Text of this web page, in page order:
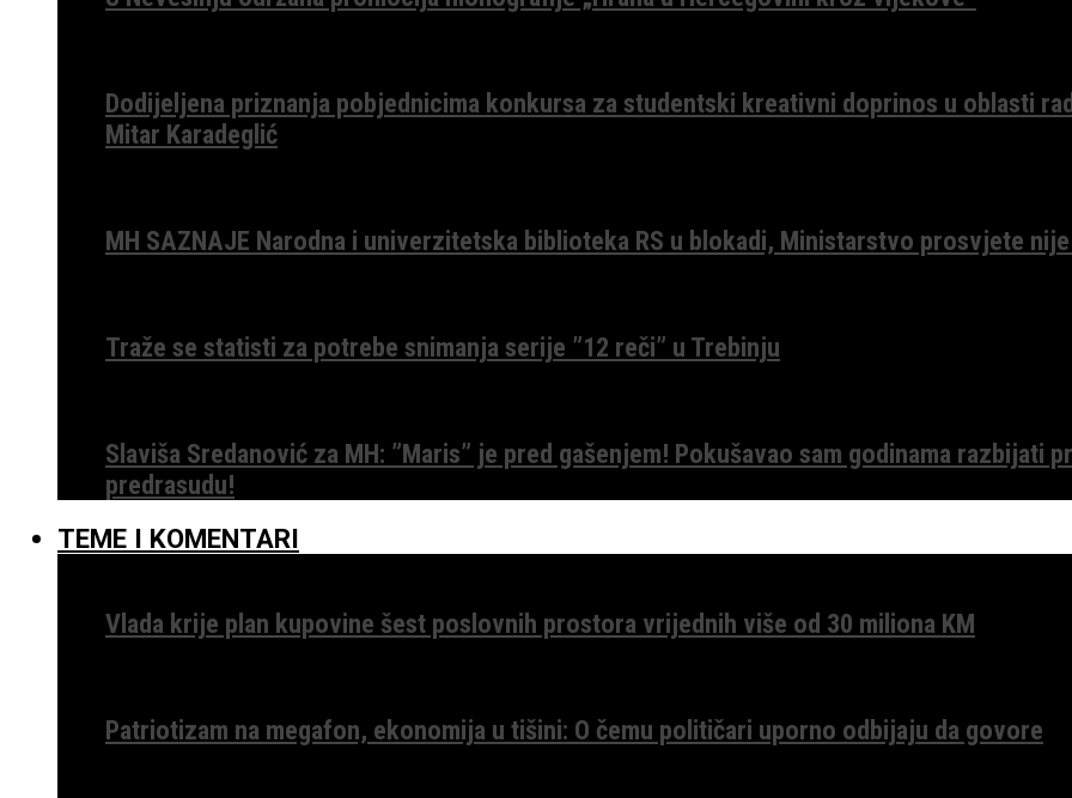
Dodijeljena priznanja pobjednicima konkursa za studentski kreativni doprinos u oblasti
Mitar Karadeglić
MH SAZNAJE Narodna i univerzitetska biblioteka RS u blokadi, Ministarstvo prosvjete nije
Traže se statisti za potrebe snimanja serije ”12 reči” u Trebinju
Slaviša Sredanović za MH: ”Maris” je pred gašenjem! Pokušavao sam godinama razbijati
predrasudu!
TEME I KOMENTARI
Vlada krije plan kupovine šest poslovnih prostora vrijednih više od 30 miliona KM
Patriotizam na megafon, ekonomija u tišini: O čemu političari uporno odbijaju da govore